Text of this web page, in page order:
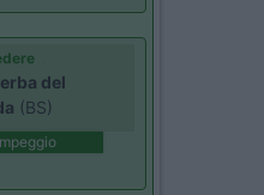
del
(BS)